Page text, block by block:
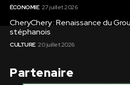
ÉCONOMIE 27 juillet 2026
CheryChery : Renaissance du
stéphanois
CULTURE 20 juillet 2026
Partenaire